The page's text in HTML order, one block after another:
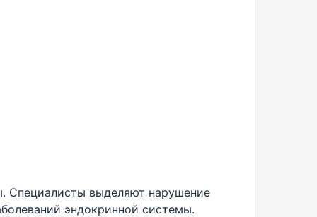
Специалисты выделяют нарушение
эндокринной системы.